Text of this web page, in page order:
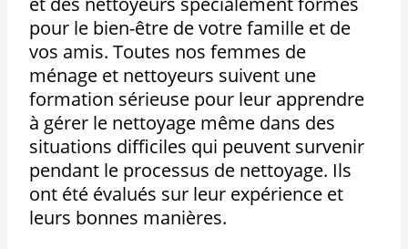
pour le bien-être de votre famille et de
vos amis. Toutes nos femmes de
ménage et nettoyeurs suivent une
formation sérieuse pour leur apprendre
à gérer le nettoyage même dans des
situations difficiles qui peuvent survenir
pendant le processus de nettoyage. Ils
ont été évalués sur leur expérience et
leurs bonnes manières.